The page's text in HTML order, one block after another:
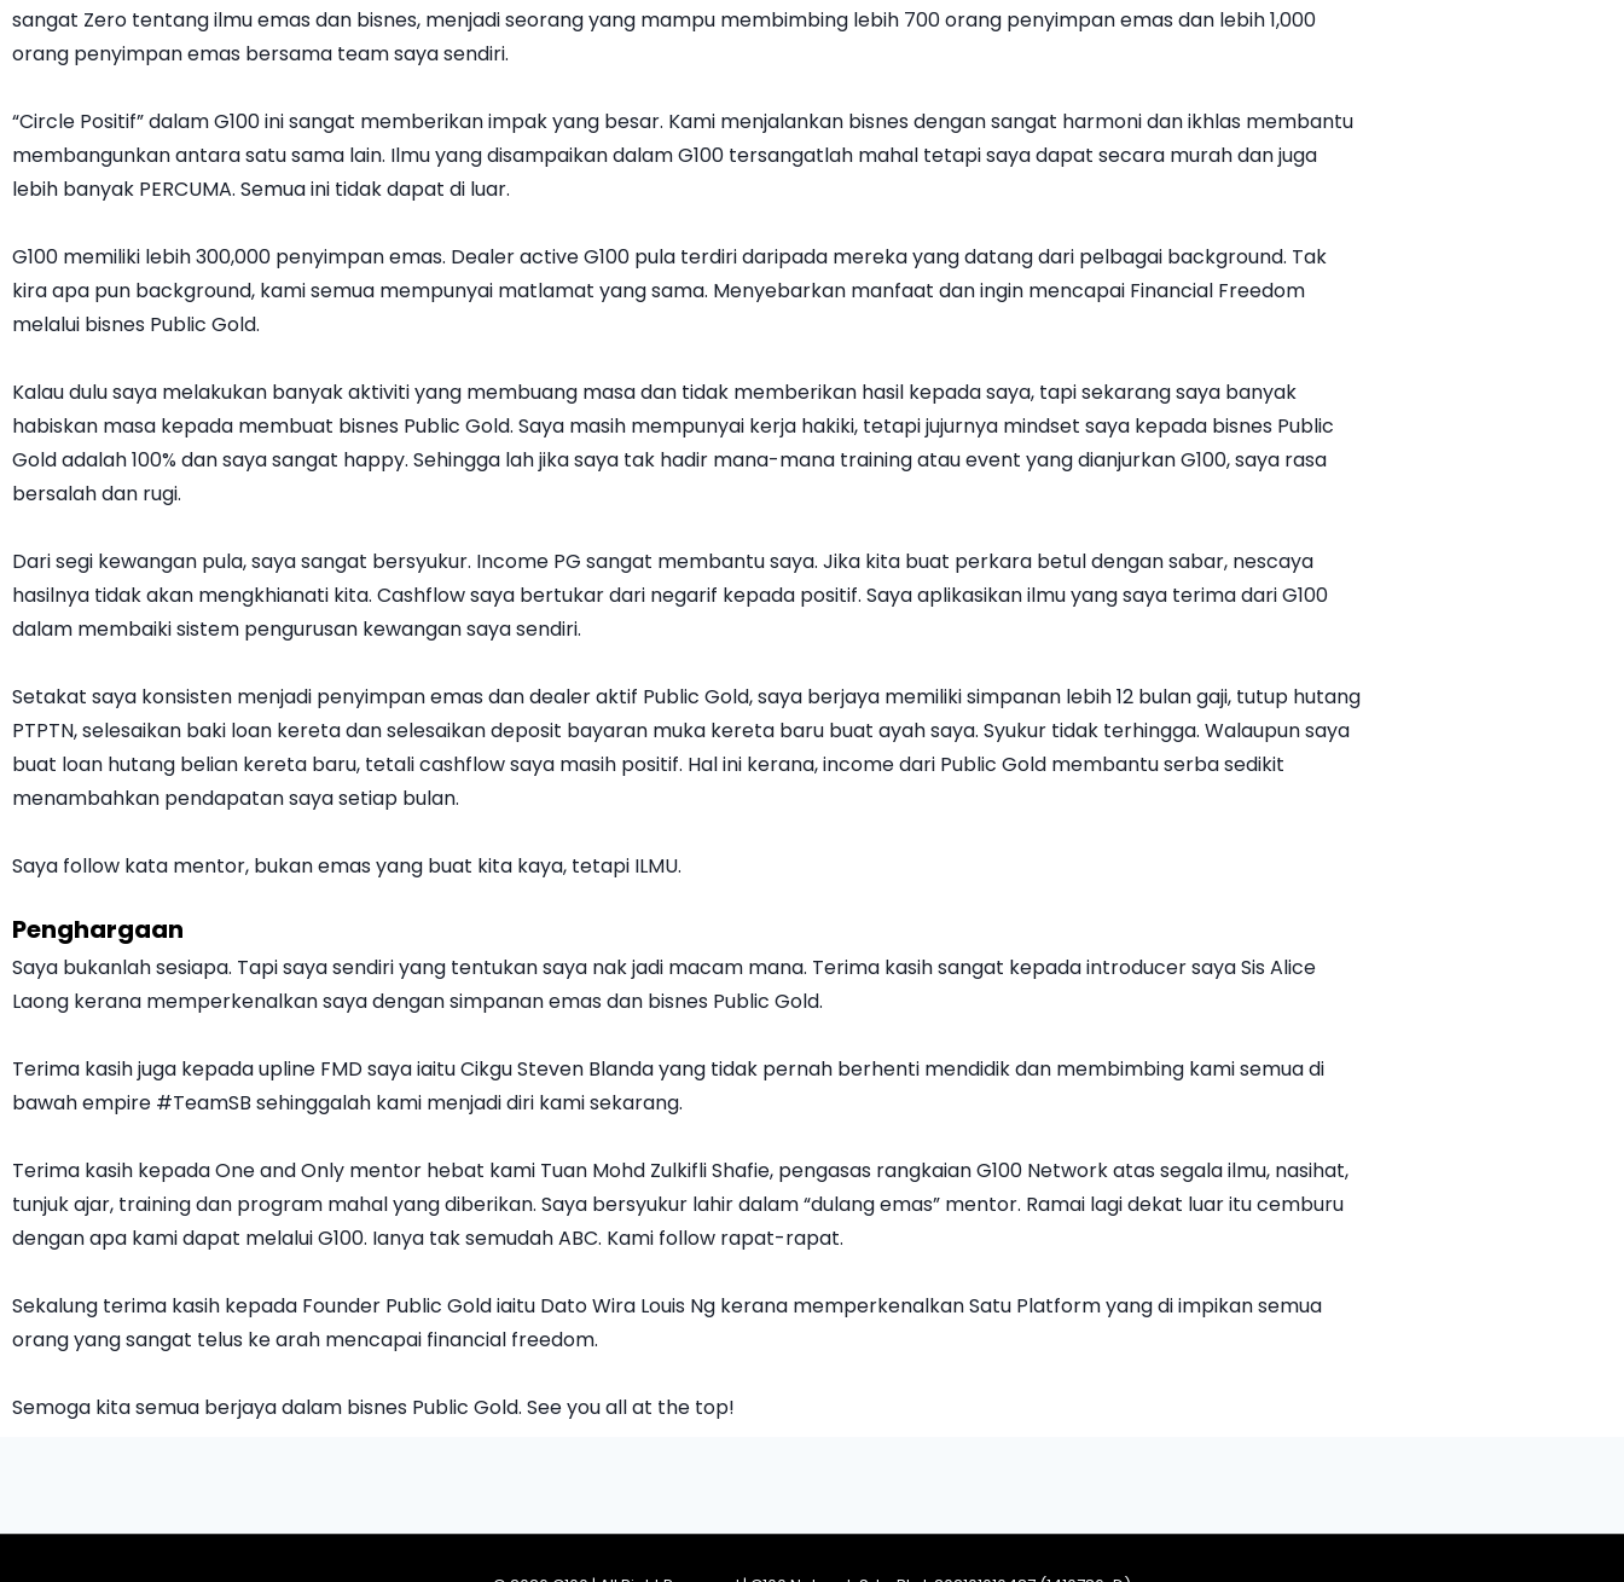
sangat Zero tentang ilmu emas dan bisnes, menjadi seorang yang mampu membimbing lebih 700 orang penyimpan emas dan lebih 1,000
orang penyimpan emas bersama team saya sendiri.
“Circle Positif” dalam G100 ini sangat memberikan impak yang besar. Kami menjalankan bisnes dengan sangat harmoni dan ikhlas membantu
membangunkan antara satu sama lain. Ilmu yang disampaikan dalam G100 tersangatlah mahal tetapi saya dapat secara murah dan juga
lebih banyak PERCUMA. Semua ini tidak dapat di luar.
G100 memiliki lebih 300,000 penyimpan emas. Dealer active G100 pula terdiri daripada mereka yang datang dari pelbagai background. Tak
kira apa pun background, kami semua mempunyai matlamat yang sama. Menyebarkan manfaat dan ingin mencapai Financial Freedom
melalui bisnes Public Gold.
Kalau dulu saya melakukan banyak aktiviti yang membuang masa dan tidak memberikan hasil kepada saya, tapi sekarang saya banyak
habiskan masa kepada membuat bisnes Public Gold. Saya masih mempunyai kerja hakiki, tetapi jujurnya mindset saya kepada bisnes Public
Gold adalah 100% dan saya sangat happy. Sehingga lah jika saya tak hadir mana-mana training atau event yang dianjurkan G100, saya rasa
bersalah dan rugi.
Dari segi kewangan pula, saya sangat bersyukur. Income PG sangat membantu saya. Jika kita buat perkara betul dengan sabar, nescaya
hasilnya tidak akan mengkhianati kita. Cashflow saya bertukar dari negarif kepada positif. Saya aplikasikan ilmu yang saya terima dari G100
dalam membaiki sistem pengurusan kewangan saya sendiri.
Setakat saya konsisten menjadi penyimpan emas dan dealer aktif Public Gold, saya berjaya memiliki simpanan lebih 12 bulan gaji, tutup hutang
PTPTN, selesaikan baki loan kereta dan selesaikan deposit bayaran muka kereta baru buat ayah saya. Syukur tidak terhingga. Walaupun saya
buat loan hutang belian kereta baru, tetali cashflow saya masih positif. Hal ini kerana, income dari Public Gold membantu serba sedikit
menambahkan pendapatan saya setiap bulan.
Saya follow kata mentor, bukan emas yang buat kita kaya, tetapi ILMU.
Penghargaan
Saya bukanlah sesiapa. Tapi saya sendiri yang tentukan saya nak jadi macam mana. Terima kasih sangat kepada introducer saya Sis Alice
Laong kerana memperkenalkan saya dengan simpanan emas dan bisnes Public Gold.
Terima kasih juga kepada upline FMD saya iaitu Cikgu Steven Blanda yang tidak pernah berhenti mendidik dan membimbing kami semua di
bawah empire #TeamSB sehinggalah kami menjadi diri kami sekarang.
Terima kasih kepada One and Only mentor hebat kami Tuan Mohd Zulkifli Shafie, pengasas rangkaian G100 Network atas segala ilmu, nasihat,
tunjuk ajar, training dan program mahal yang diberikan. Saya bersyukur lahir dalam “dulang emas” mentor. Ramai lagi dekat luar itu cemburu
dengan apa kami dapat melalui G100. Ianya tak semudah ABC. Kami follow rapat-rapat.
Sekalung terima kasih kepada Founder Public Gold iaitu Dato Wira Louis Ng kerana memperkenalkan Satu Platform yang di impikan semua
orang yang sangat telus ke arah mencapai financial freedom.
Semoga kita semua berjaya dalam bisnes Public Gold. See you all at the top!